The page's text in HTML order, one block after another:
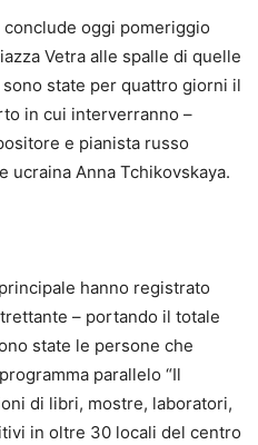
oggi pomeriggio
Vetra alle spalle di quelle
state per quattro giorni il
in cui interverranno –
e pianista russo
ucraina Anna Tchikovskaya.
hanno registrato
– portando il totale
state le persone che
parallelo “Il
di libri, mostre, laboratori,
in oltre 30 locali del centro